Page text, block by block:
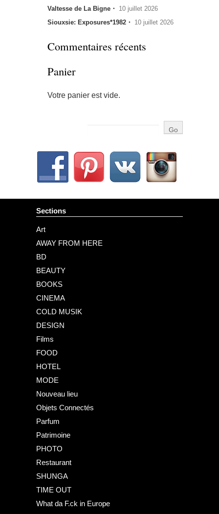
Valtesse de La Bigne・ 10 juillet 2026
Siouxsie: Exposures*1982・ 10 juillet 2026
Commentaires récents
Panier
Votre panier est vide.
Sections
Art
AWAY FROM HERE
BD
BEAUTY
BOOKS
CINEMA
COLD MUSIK
DESIGN
Films
FOOD
HOTEL
MODE
Nouveau lieu
Objets Connectés
Parfum
Patrimoine
PHOTO
Restaurant
SHUNGA
TIME OUT
What da F.ck in Europe